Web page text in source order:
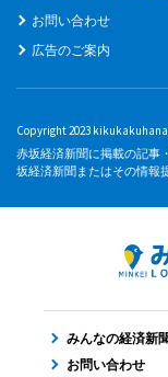
お問い合わせ
広告のご案内
Copyright 2023
赤坂経済新聞に掲載の記事
坂経済新聞またはその情報
みんなの経済新
お問い合わせ